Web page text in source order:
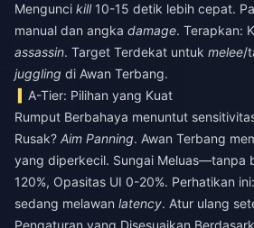
Mengunci kill10-15 detik lebih cepat.
manual dan angka damage. Terapkan:
assassin. Target Terdekat untuk melee/
juggling di Awan Terbang.
A-Tier: Pilihan yang Kuat
Rumput Berbahaya menuntut
Rusak? Aim Panning. Awan Terbang
yang diperkecil. Sungai Meluas—tanpa
120%, Opasitas UI 0-20%. Perhatikan
sedang melawan latency. Atur ulang
Pengaturan yang Disesuaikan